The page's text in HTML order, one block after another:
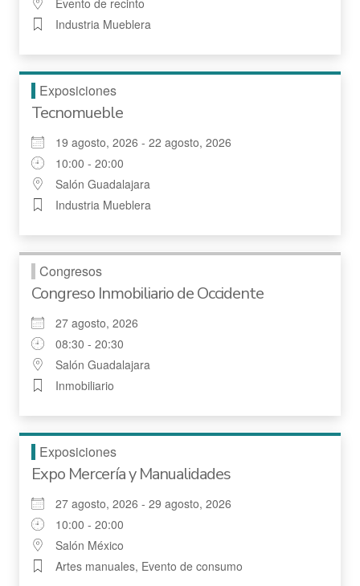
Evento de recinto
Industria Mueblera
Exposiciones
Tecnomueble
19 agosto, 2026 - 22 agosto, 2026
10:00 - 20:00
Salón Guadalajara
Industria Mueblera
Congresos
Congreso Inmobiliario de Occidente
27 agosto, 2026
08:30 - 20:30
Salón Guadalajara
Inmobiliario
Exposiciones
Expo Mercería y Manualidades
27 agosto, 2026 - 29 agosto, 2026
10:00 - 20:00
Salón México
Artes manuales, Evento de consumo